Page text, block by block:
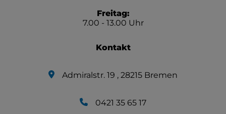
Freitag:
7.00 - 13.00 Uhr
Kontakt
Admiralstr. 19 , 28215 Bremen
0421 35 65 17